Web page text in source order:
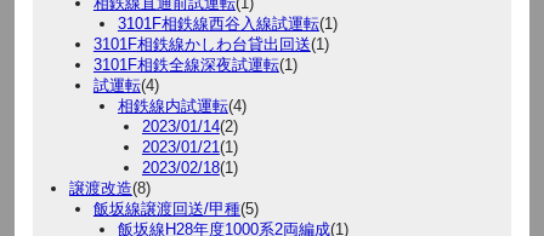
3101F相鉄線西谷入線試運転(1)
3101F相鉄線かしわ台貸出回送(1)
3101F相鉄全線深夜試運転(1)
試運転(4)
相鉄線内試運転(4)
2023/01/14(2)
2023/01/21(1)
2023/02/18(1)
譲渡改造(8)
飯坂線譲渡回送/甲種(5)
飯坂線H28年度1000系2両編成(1)